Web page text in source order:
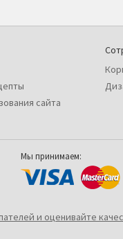
сайта
Мы принимаем: